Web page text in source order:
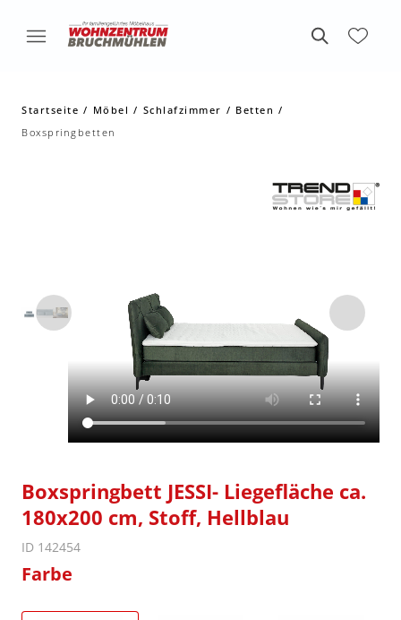
Startseite Möbel Schlafzimmer
Betten
Boxspringbetten
Boxspringbett JESSI- Liegefläche ca.
180x200 cm, Stoff, Hellblau
ID 142454
Farbe